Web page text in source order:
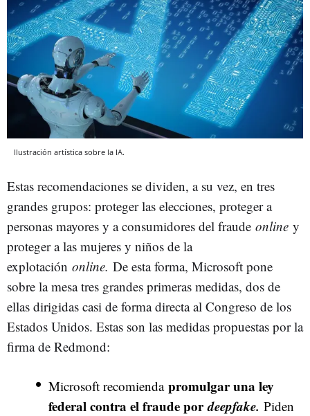
Ilustración artística sobre la IA.
Estas recomendaciones se dividen, a su vez, en tres
grandes grupos: proteger las elecciones, proteger a
personas mayores y a consumidores del fraude online y
proteger a las mujeres y niños de la
explotación online. De esta forma, Microsoft pone
sobre la mesa tres grandes primeras medidas, dos de
ellas dirigidas casi de forma directa al Congreso de los
Estados Unidos. Estas son las medidas propuestas por la
firma de Redmond:
Microsoft recomienda promulgar una ley
federal contra el fraude pordeepfake. Piden